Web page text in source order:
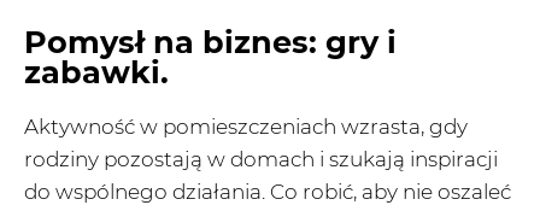
Pomysł na biznes: gry i
zabawki.
Aktywność w pomieszczeniach wzrasta, gdy
rodziny pozostają w domach i szukają inspiracji
do wspólnego działania. Co robić, aby nie oszaleć